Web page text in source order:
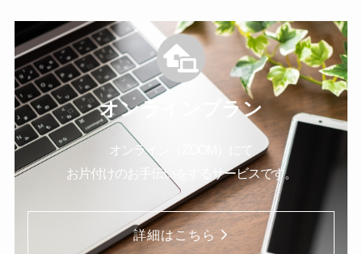
オンラインプラン
オンライン（ZOOM）にて
お片付けのお手伝いをするサービスです。
詳細はこちら